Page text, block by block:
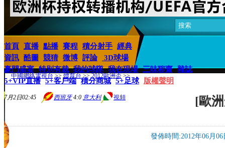
首頁 直播 點播 賽程 積分射手 經典
資訊 酷圖 競猜 微博 評論
3D球場
豪門盛宴 特別有裁 我的球隊 我在現場 三味聊齋 雜誌
5+VIP直播 5+客戶端 積分商城 5+足球 版權聲明
7月2日02:45 西班牙4:0 意大利 視頻
中國網絡電視台 >>體育台 >>2012歐洲盃 >>
[歐
發佈時間:2012年06月